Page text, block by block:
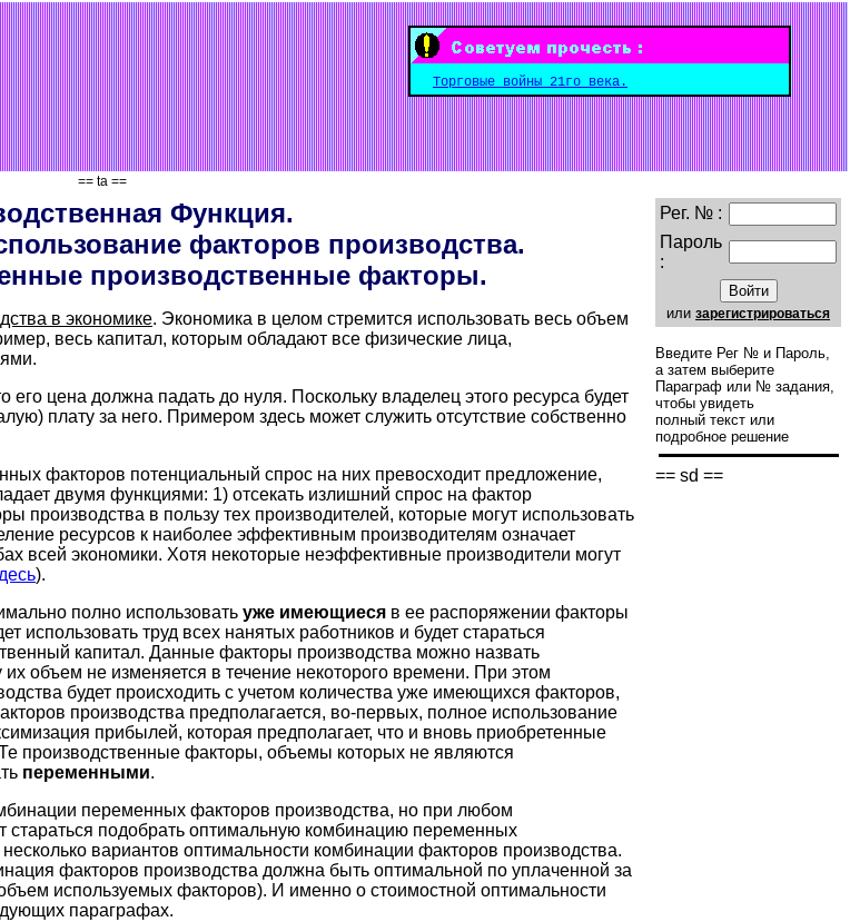
Торговые войны 21го века.
== ta ==
Функция.
факторов производства.
производственные факторы.
в экономике. Экономика в целом стремится использовать весь объем
весь капитал, которым обладают все физические лица,
его цена должна падать до нуля. Поскольку владелец этого ресурса будет
плату за него. Примером здесь может служить отсутствие собственно
факторов потенциальный спрос на них превосходит предложение,
двумя функциями: 1) отсекать излишний спрос на фактор
производства в пользу тех производителей, которые могут использовать
ресурсов к наиболее эффективным производителям означает
всей экономики. Хотя некоторые неэффективные производители могут
).
полно использовать уже имеющиеся в ее распоряжении факторы
использовать труд всех нанятых работников и будет стараться
капитал. Данные факторы производства можно назвать
объем не изменяется в течение некоторого времени. При этом
будет происходить с учетом количества уже имеющихся факторов,
производства предполагается, во-первых, полное использование
прибылей, которая предполагает, что и вновь приобретенные
производственные факторы, объемы которых не являются
переменными.
переменных факторов производства, но при любом
подобрать оптимальную комбинацию переменных
вариантов оптимальности комбинации факторов производства.
факторов производства должна быть оптимальной по уплаченной за
используемых факторов). И именно о стоимостной оптимальности
параграфах.
Рег. № :
Пароль
:
или зарегистрироваться
Введите Рег № и Пароль,
а затем выберите
Параграф или № задания,
чтобы увидеть
полный текст или
подробное решение
== sd ==